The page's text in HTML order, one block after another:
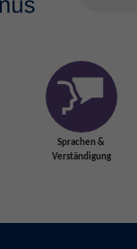
Sprachen &
Verständigung